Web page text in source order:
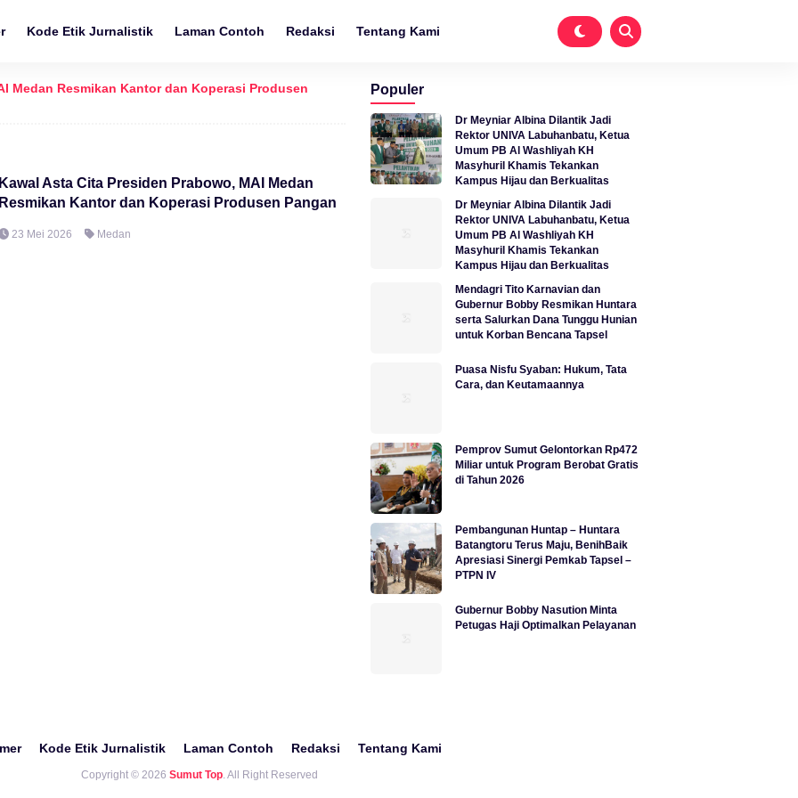
Kode Etik Jurnalistik Laman Contoh Redaksi Tentang Kami
Medan Resmikan Kantor dan Koperasi Produsen
Kawal Asta Cita Presiden Prabowo, MAI Medan
Resmikan Kantor dan Koperasi Produsen Pangan
23 Mei 2026 Medan
Populer
Dr Meyniar Albina Dilantik Jadi
Rektor UNIVA Labuhanbatu, Ketua
Umum PB Al Washliyah KH
Masyhuril Khamis Tekankan
Kampus Hijau dan Berkualitas
Dr Meyniar Albina Dilantik Jadi
Rektor UNIVA Labuhanbatu, Ketua
Umum PB Al Washliyah KH
Masyhuril Khamis Tekankan
Kampus Hijau dan Berkualitas
Mendagri Tito Karnavian dan
Gubernur Bobby Resmikan Huntara
serta Salurkan Dana Tunggu Hunian
untuk Korban Bencana Tapsel
Puasa Nisfu Syaban: Hukum, Tata
Cara, dan Keutamaannya
Pemprov Sumut Gelontorkan Rp472
Miliar untuk Program Berobat Gratis
di Tahun 2026
Pembangunan Huntap – Huntara
Batangtoru Terus Maju, BenihBaik
Apresiasi Sinergi Pemkab Tapsel –
PTPN IV
Gubernur Bobby Nasution Minta
Petugas Haji Optimalkan Pelayanan
Kode Etik Jurnalistik Laman Contoh Redaksi Tentang Kami
Copyright © 2026 Sumut Top. All Right Reserved